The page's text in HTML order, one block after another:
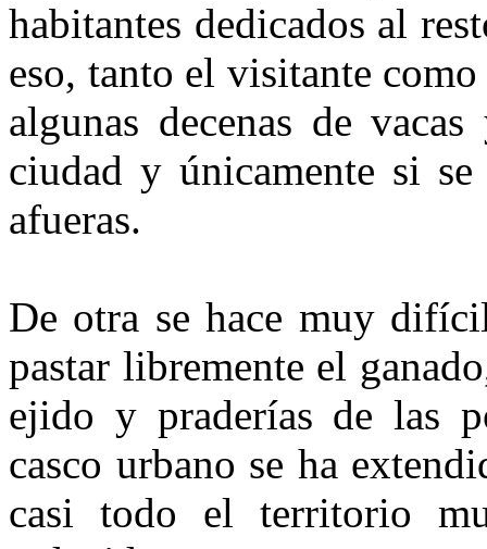
habitantes dedicados al
eso, tanto el visitante
algunas decenas de
ciudad y únicamente si
afueras.
De otra se hace muy
pastar libremente el
ejido y praderías de las
casco urbano se ha
casi todo el territorio